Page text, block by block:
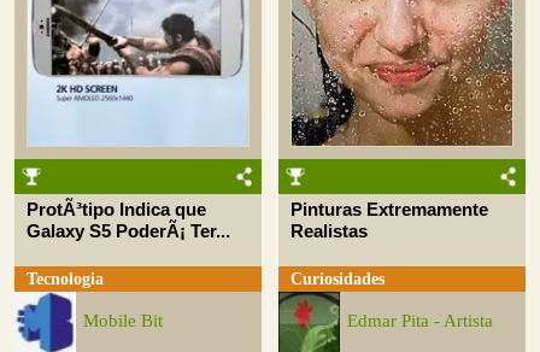
ProtÃ³tipo Indica que
Galaxy S5 PoderÃ¡ Ter...
Tecnologia
Mobile Bit
Pinturas Extremamente
Realistas
Curiosidades
Edmar Pita - Artista